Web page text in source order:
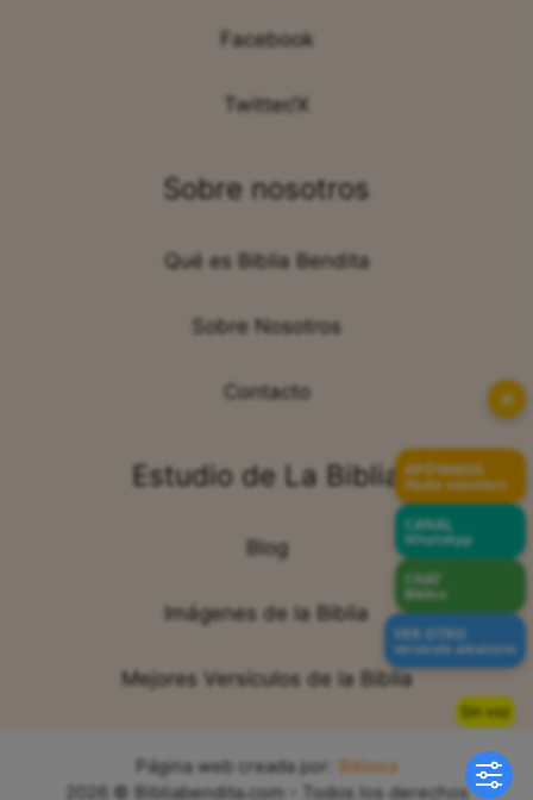
Sin voz
Facebook
Twitter/X
Sobre nosotros
Qué es Biblia Bendita
Sobre Nosotros
Contacto
Estudio de La Biblia
Blog
Imágenes de la Biblia
Mejores Versículos de la Biblia
Página web creada por:
Sitiova
2026 © Bibliabendita.com - Todos los derechos
✕
APÓYANOS
Hazte miembro
CANAL
WhatsApp
CHAT
Bíblico
VER OTRO
versículo aleatorio